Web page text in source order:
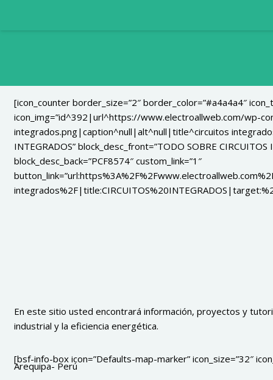
[icon_counter border_size=”2″ border_color=”#a4a4a4″
icon_img=”id^392|url^https://www.electroallweb.com/wp-
integrados.png|caption^null|alt^null|title^circuitos
INTEGRADOS” block_desc_front=”TODO SOBRE
block_desc_back=”PCF8574″ custom_link=”1″
En este sitio usted encontrará información, proyectos y
industrial y la eficiencia energética.
[bsf-info-box icon=”Defaults-map-marker” icon_size=”32″
Arequipa- Perú